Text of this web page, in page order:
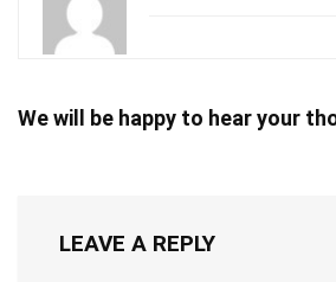
We will be happy to hear your
LEAVE A REPLY